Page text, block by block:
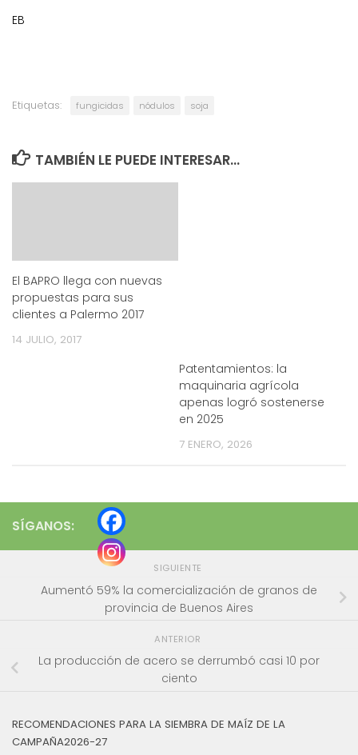
EB
Etiquetas: fungicidas nódulos soja
TAMBIÉN LE PUEDE INTERESAR...
El BAPRO llega con nuevas
propuestas para sus
clientes a Palermo 2017
14 JULIO, 2017
Patentamientos: la
maquinaria agrícola
apenas logró sostenerse
en 2025
7 ENERO, 2026
SÍGANOS:
SIGUIENTE
Aumentó 59% la comercialización de granos de
provincia de Buenos Aires
ANTERIOR
La producción de acero se derrumbó casi 10 por
ciento
RECOMENDACIONES PARA LA SIEMBRA DE MAÍZ DE LA
CAMPAÑA2026-27